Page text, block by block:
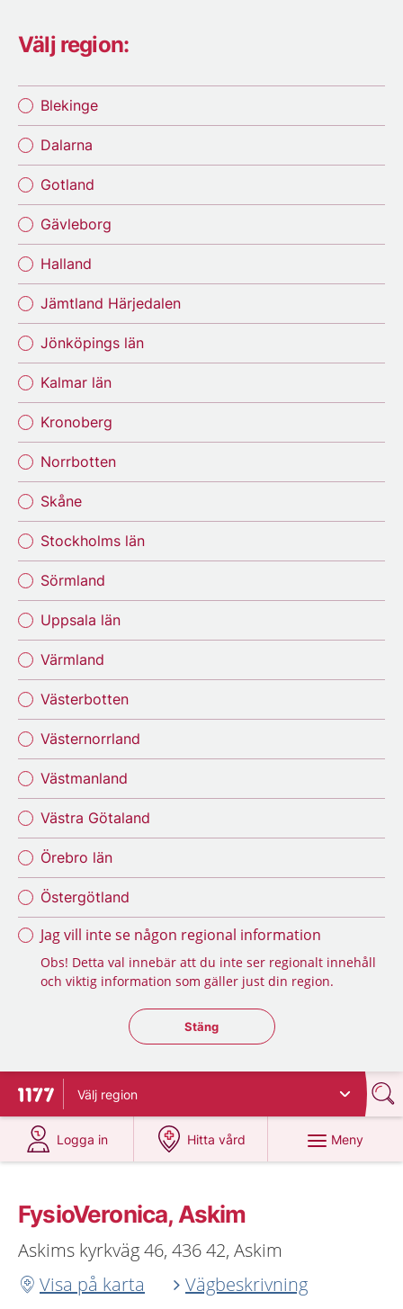
Välj region:
Blekinge
Dalarna
Gotland
Gävleborg
Halland
Jämtland Härjedalen
Jönköpings län
Kalmar län
Kronoberg
Norrbotten
Skåne
Stockholms län
Sörmland
Uppsala län
Värmland
Västerbotten
Västernorrland
Västmanland
Västra Götaland
Örebro län
Östergötland
Jag vill inte se någon regional information
Obs! Detta val innebär att du inte ser regionalt innehåll
och viktig information som gäller just din region.
Stäng regionsväljaren
Stäng
Till startsidan för 1177
Välj region
Logga in
på 1177.se
Hitta vård
på 1177.se
Meny
FysioVeronica, Askim
Askims kyrkväg 46, 436 42, Askim
Visa på karta
Vägbeskrivning